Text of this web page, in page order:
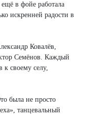
в фойе работала
искренней радости в
Ковалёв,
Семёнов. Каждый
своему селу,
была не просто
танцевальный